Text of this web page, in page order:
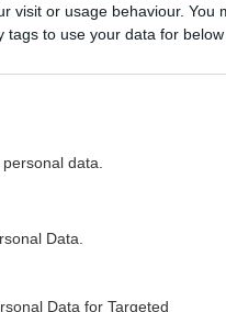
visit or usage behaviour. You
to use your data for
data.
Data.
Data for Targeted